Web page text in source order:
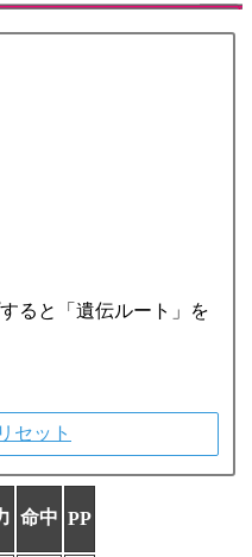
ると「遺伝ルート」を
セット
命中 PP